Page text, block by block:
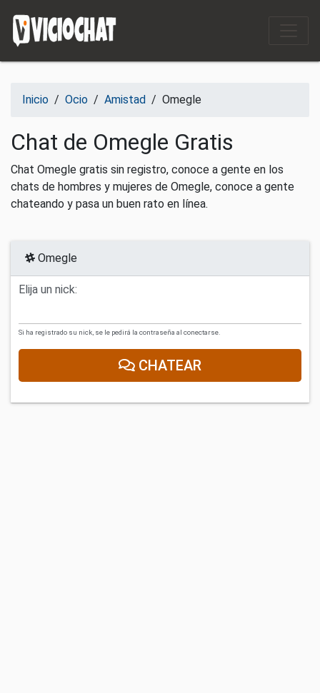
Inicio / Ocio / Amistad / Omegle
Chat de Omegle Gratis
Chat Omegle gratis sin registro, conoce a gente en los
chats de hombres y mujeres de Omegle, conoce a gente
chateando y pasa un buen rato en línea.
Omegle
Elija un nick:
Si ha registrado su nick, se le pedirá la contraseña al conectarse.
CHATEAR